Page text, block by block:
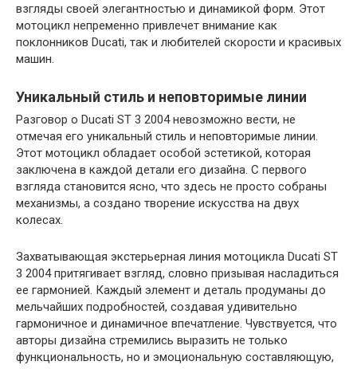
взгляды своей элегантностью и динамикой форм. Этот
мотоцикл непременно привлечет внимание как
поклонников Ducati, так и любителей скорости и красивых
машин.
Уникальный стиль и неповторимые линии
Разговор о Ducati ST 3 2004 невозможно вести, не
отмечая его уникальный стиль и неповторимые линии.
Этот мотоцикл обладает особой эстетикой, которая
заключена в каждой детали его дизайна. С первого
взгляда становится ясно, что здесь не просто собраны
механизмы, а создано творение искусства на двух
колесах.
Захватывающая экстерьерная линия мотоцикла Ducati ST
3 2004 притягивает взгляд, словно призывая насладиться
ее гармонией. Каждый элемент и деталь продуманы до
мельчайших подробностей, создавая удивительно
гармоничное и динамичное впечатление. Чувствуется, что
авторы дизайна стремились выразить не только
функциональность, но и эмоциональную составляющую,